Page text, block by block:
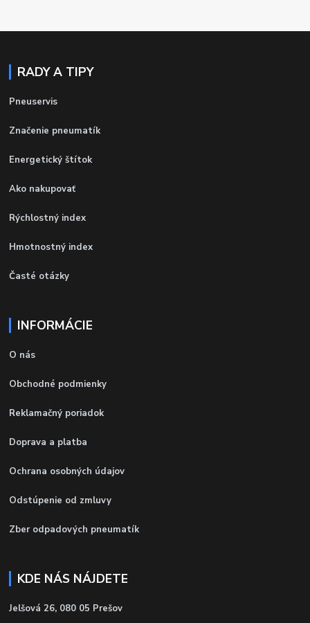
RADY A TIPY
Pneuservis
Značenie pneumatík
Energetický štítok
Ako nakupovať
Rýchlostný index
Hmotnostný index
Časté otázky
INFORMÁCIE
O nás
Obchodné podmienky
Reklamačný poriadok
Doprava a platba
Ochrana osobných údajov
Odstúpenie od zmluvy
Zber odpadových pneumatík
KDE NÁS NÁJDETE
Jelšová 26, 080 05 Prešov